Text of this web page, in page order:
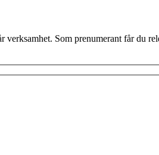
Som prenumerant får du